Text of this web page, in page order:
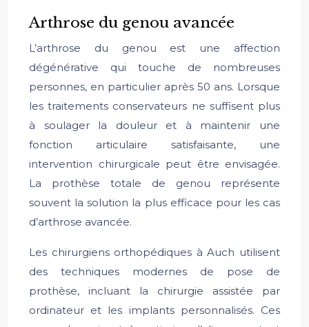
Arthrose du genou avancée
L’arthrose du genou est une affection
dégénérative qui touche de nombreuses
personnes, en particulier après 50 ans. Lorsque
les traitements conservateurs ne suffisent plus
à soulager la douleur et à maintenir une
fonction articulaire satisfaisante, une
intervention chirurgicale peut être envisagée.
La prothèse totale de genou représente
souvent la solution la plus efficace pour les cas
d’arthrose avancée.
Les chirurgiens orthopédiques à Auch utilisent
des techniques modernes de pose de
prothèse, incluant la chirurgie assistée par
ordinateur et les implants personnalisés. Ces